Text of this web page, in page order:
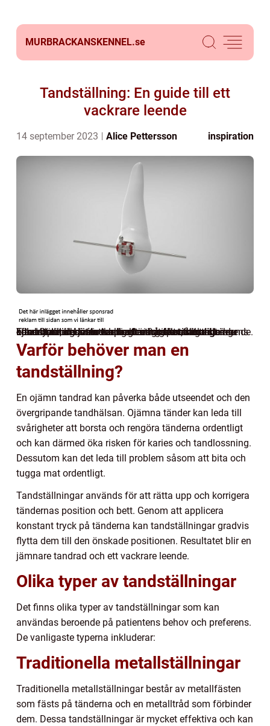
MURBRACKANSKENNEL.se
Tandställning: En guide till ett
vackrare leende
14 september 2023 Alice Pettersson inspiration
En vacker och jämn tandrad är något många strävar efter. Dock är det inte alla som har den naturligt. Tandställning är en vanlig lösning för att korrigera ojämna tänder och skapa ett estetiskt tilltalande leende. I denna artikel kommer vi att utforska tandställningens olika typer, dess fördelar och nackdelar, samt hur du kan hitta den bästa tandregleringsspecialisten.
Varför behöver man en
tandställning?
En ojämn tandrad kan påverka både utseendet och den
övergripande tandhälsan. Ojämna tänder kan leda till
svårigheter att borsta och rengöra tänderna ordentligt
och kan därmed öka risken för karies och tandlossning.
Dessutom kan det leda till problem såsom att bita och
tugga mat ordentligt.
Tandställningar används för att rätta upp och korrigera
tändernas position och bett. Genom att applicera
konstant tryck på tänderna kan tandställningar gradvis
flytta dem till den önskade positionen. Resultatet blir en
jämnare tandrad och ett vackrare leende.
Olika typer av tandställningar
Det finns olika typer av tandställningar som kan
användas beroende på patientens behov och preferens.
De vanligaste typerna inkluderar:
Traditionella metallställningar
Traditionella metallställningar består av metallfästen
som fästs på tänderna och en metalltråd som förbinder
dem. Dessa tandställningar är mycket effektiva och kan